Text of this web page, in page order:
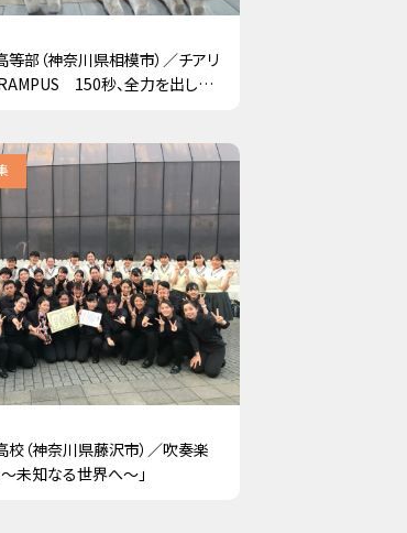
部（神奈川県相模市）／チアリ
150秒、全力を出し切
（神奈川県藤沢市）／吹奏楽
未知なる世界へ～」